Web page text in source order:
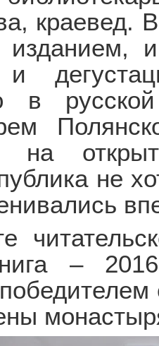
краевед.
и
и
в
на
не
–